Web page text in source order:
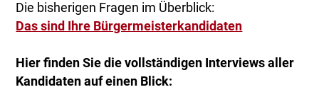
Die bisherigen Fragen im Überblick:
Das sind Ihre Bürgermeisterkandidaten
Hier finden Sie die vollständigen Interviews aller
Kandidaten auf einen Blick: